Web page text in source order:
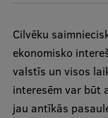
Pētniecība
Cilvēku
ekonomisko
valstīs un visos
interesēm var būt
jau antīkās